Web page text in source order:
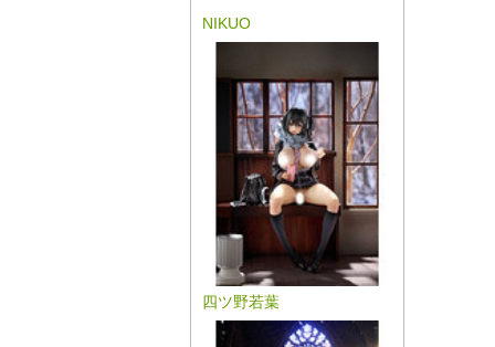
NIKUO
四ツ野若葉